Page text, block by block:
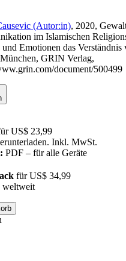
(Autor:in), 2020,
im Islamischen
und Emotionen das
GRIN Verlag,
document/500499
US$ 23,99
Inkl. MwSt.
PDF – für alle Geräte
fürUS$ 34,99
weltweit